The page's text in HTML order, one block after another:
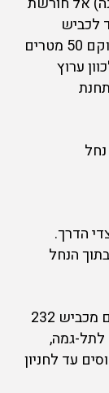
לכביש
המוביל לגשר רעים הישן, גשר אירי הממוקם 50 מטרים
ערוץ
הדרך.
הנחל
: מתחת לגשר רעים. יורדים מכביש 232
לתל-גמה,
עד לחניון